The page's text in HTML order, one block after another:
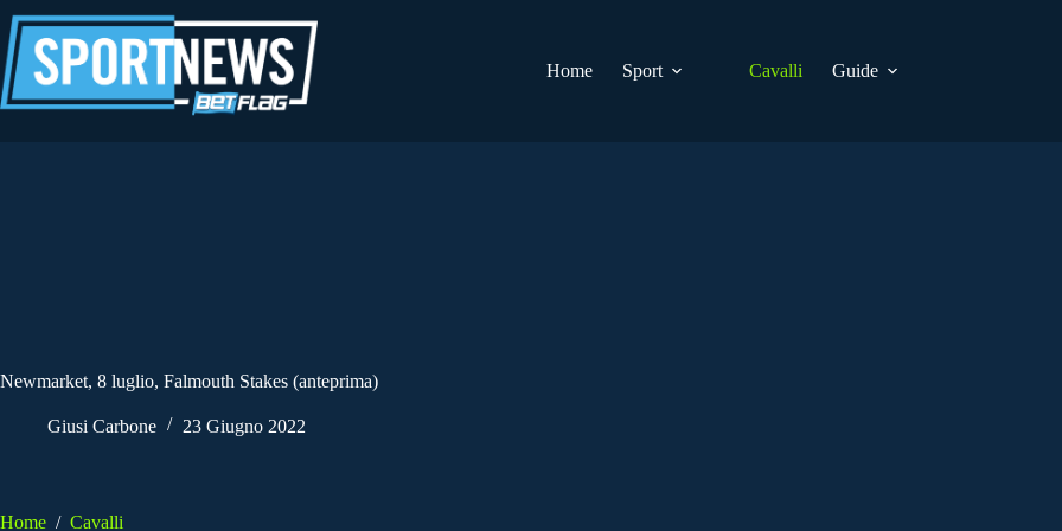
al
contenuto
Home
Sport Cavalli Guide
Newmarket, 8 luglio, Falmouth Stakes (anteprima)
Giusi Carbone 23 Giugno 2022
Home / Cavalli